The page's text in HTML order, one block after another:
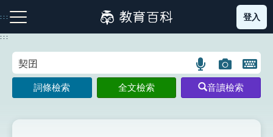
到
主
:::
注音索引圖示 筆畫索引圖示 部首索引表圖示
登入
:::
語
言
搜
圖
片
搜
開
鍵
圖
詞條檢索 全文檢索 音讀檢索